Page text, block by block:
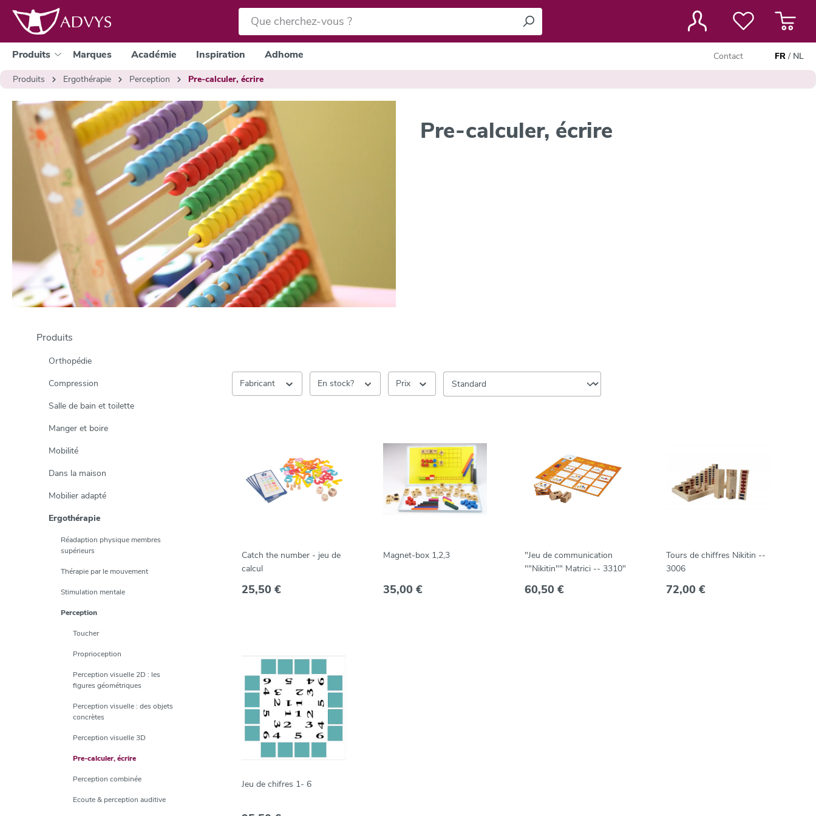
recherche Passer à la navigation principale
Produits Marques Académie Inspiration Adhome Contact FR / NL
Produits
Ergothérapie Perception Pre-calculer, écrire
Pre-calculer, écrire
Produits
Orthopédie
Compression
Salle de bain et toilette
Manger et boire
Mobilité
Dans la maison
Mobilier adapté
Ergothérapie
Réadaption physique membres
supérieurs
Thérapie par le mouvement
Stimulation mentale
Perception
Toucher
Proprioception
Perception visuelle 2D : les
figures géométriques
Perception visuelle : des objets
concrètes
Perception visuelle 3D
Pre-calculer, écrire
Perception combinée
Ecoute & perception auditive
Fabricant En stock? Prix
Catch the number - jeu de
calcul
25,50 €
Magnet-box 1,2,3
35,00 €
"Jeu de communication
""Nikitin"" Matrici -- 3310"
60,50 €
Tours de chiffres Nikitin --
3006
72,00 €
Jeu de chifres 1- 6